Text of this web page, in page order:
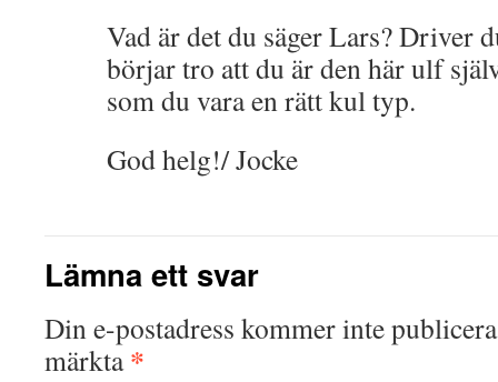
Vad är det du säger Lars? Driver
börjar tro att du är den här ulf
som du vara en rätt kul typ.
God helg!/ Jocke
Lämna ett svar
Din e-postadress kommer inte
märkta*